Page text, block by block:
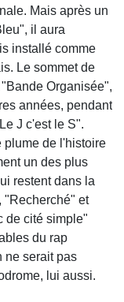
Mais après un
il aura
installé comme
Le sommet de
Organisée",
années, pendant
J c'est le S".
plume de l'histoire
un des plus
restent dans la
"Recherché" et
de cité simple"
du rap
ne serait pas
lui aussi.